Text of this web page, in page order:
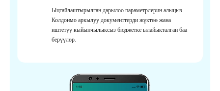
Ыңгайлаштырылган дарылоо параметрлерин алыңыз.
Колдонмо аркылуу документтерди жүктөө жана
иштетүү кыйынчылыксыз бюджетке ылайыкталган баа
берүүлөр.